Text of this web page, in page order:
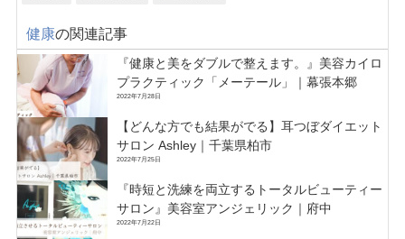
健康の関連記事
『健康と美をダブルで整えます。』美容カイロ
プラクティック「メーテール」｜幕張本郷
2022年7月28日
【どんな方でも結果がでる】耳つぼダイエット
サロン Ashley｜千葉県柏市
2022年7月25日
『時短と洗練を両立するトータルビューティー
サロン』美容室アンジェリック｜府中
2022年7月22日